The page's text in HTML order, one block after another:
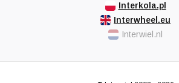
Interkola.pl
Interwheel.eu
Interwiel.nl